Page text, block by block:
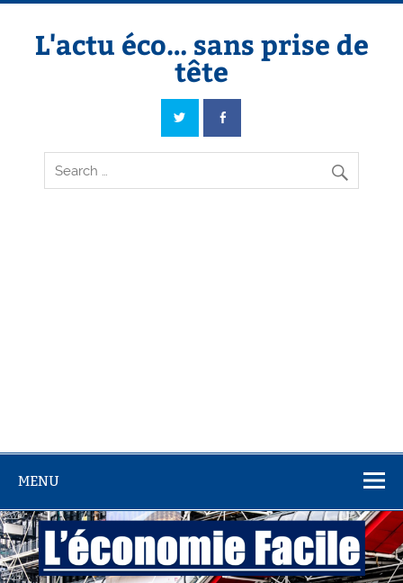
Skip
contentL'actu éco… sans prise de
tête
L'actu éco… sans prise de tête
MENU